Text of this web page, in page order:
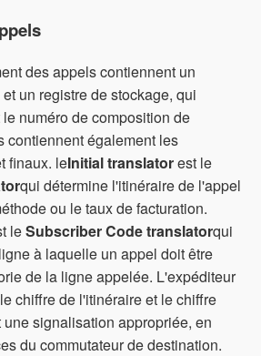
des appels contiennent un
un registre de stockage, qui
numéro de composition de
contiennent également les
finaux. leInitial translatorest le
qui détermine l'itinéraire de l'appel
ou le taux de facturation.
leSubscriber Code translatorqui
à laquelle un appel doit être
de la ligne appelée. L'expéditeur
chiffre de l'itinéraire et le chiffre
signalisation appropriée, en
du commutateur de destination.